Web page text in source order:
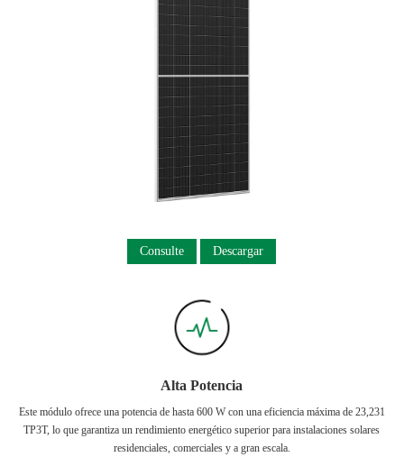
Consulte Descargar
Alta Potencia
Este módulo ofrece una potencia de hasta 600 W con una eficiencia máxima de 23,231
TP3T, lo que garantiza un rendimiento energético superior para instalaciones solares
residenciales, comerciales y a gran escala.